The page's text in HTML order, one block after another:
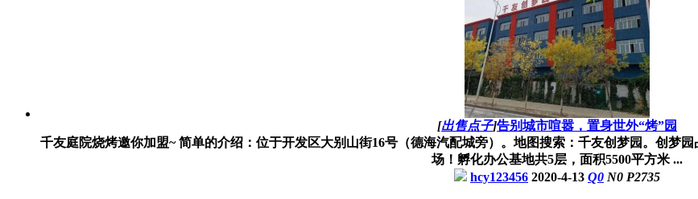
[出售点子]告别城市喧嚣，置身世外“烤”园
千友庭院烧烤邀你加盟~ 简单的介绍：位于开发区大别山街16号（德海汽配城旁）。地图搜索：千友创梦园。创梦
场！孵化办公基地共5层，面积5500平方米 ...
hcy123456 2020-4-13 Q0 N0 P2735